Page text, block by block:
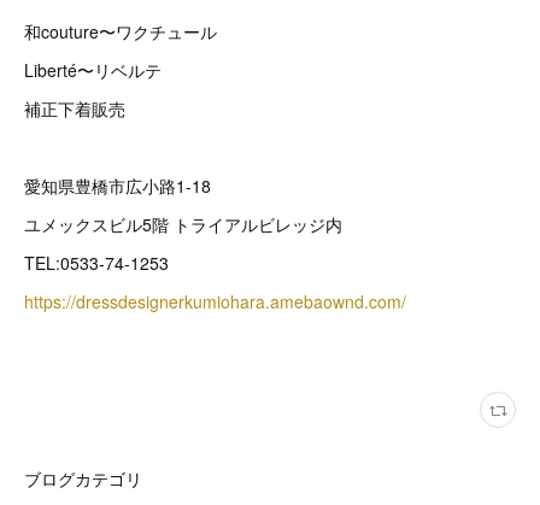
和couture〜ワクチュール
Liberté〜リベルテ
補正下着販売
愛知県豊橋市広小路1-18
ユメックスビル5階 トライアルビレッジ内
TEL:0533-74-1253
https://dressdesignerkumiohara.amebaownd.com/
ブログカテゴリ